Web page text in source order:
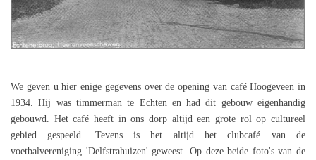
We geven u hier enige gegevens over de opening van café Hoogeveen in
1934. Hij was timmerman te Echten en had dit gebouw eigenhandig
gebouwd. Het café heeft in ons dorp altijd een grote rol op cultureel
gebied gespeeld. Tevens is het altijd het clubcafé van de
voetbalvereniging 'Delfstrahuizen' geweest. Op deze beide foto's van de